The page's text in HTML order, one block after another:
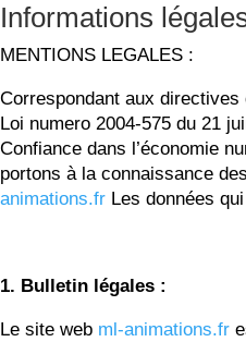
Informations
MENTIONS LEGALES :
Correspondant aux
Loi numero 2004-575 du 21
Confiance dans l’économie
portons à la connaissance
animations.fr Les données
1. Bulletin légales :
Le site web ml-animations.fr